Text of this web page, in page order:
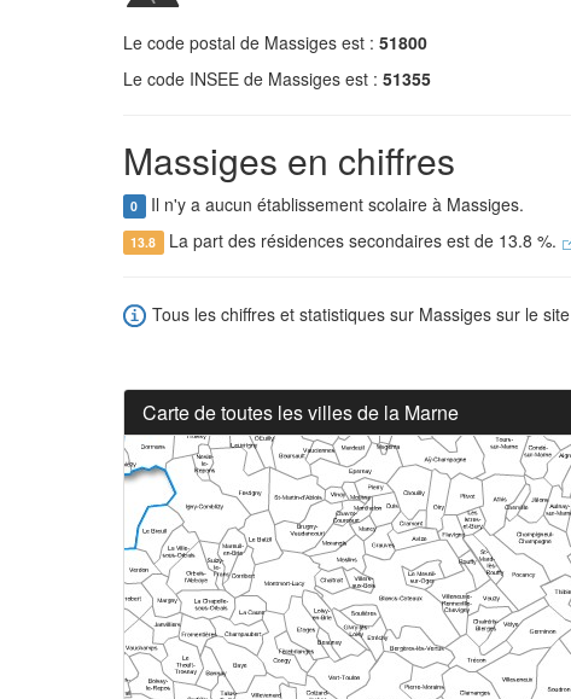
Le code postal de Massiges est : 51800
Le code INSEE de Massiges est : 51355
Massiges en chiffres
0 Il n'y a aucun établissement scolaire à Massiges.
13.8 La part des résidences secondaires est de 13.8 %.
Tous les chiffres et statistiques sur Massiges sur le site
Carte de toutes les villes de la Marne